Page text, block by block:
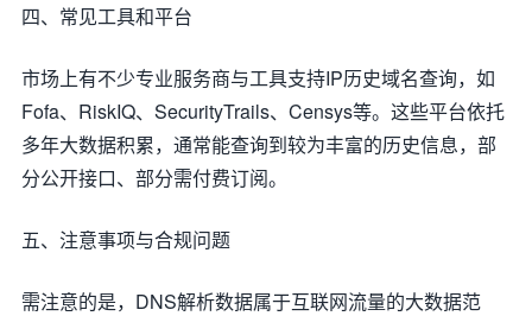
四、常见工具和平台
市场上有不少专业服务商与工具支持IP历史域名查询，如
Fofa、RiskIQ、SecurityTrails、Censys等。这些平台依托
多年大数据积累，通常能查询到较为丰富的历史信息，部
分公开接口、部分需付费订阅。
五、注意事项与合规问题
需注意的是，DNS解析数据属于互联网流量的大数据范